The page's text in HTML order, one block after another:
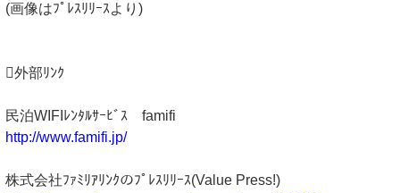
(画像はﾌﾟﾚｽﾘﾘｰｽより)
外部ﾘﾝｸ
民泊WIFIﾚﾝﾀﾙｻｰﾋﾞｽ famifi
http://www.famifi.jp/
株式会社ﾌｧﾐﾘｱﾘﾝｸのﾌﾟﾚｽﾘﾘｰｽ(Value Press!)